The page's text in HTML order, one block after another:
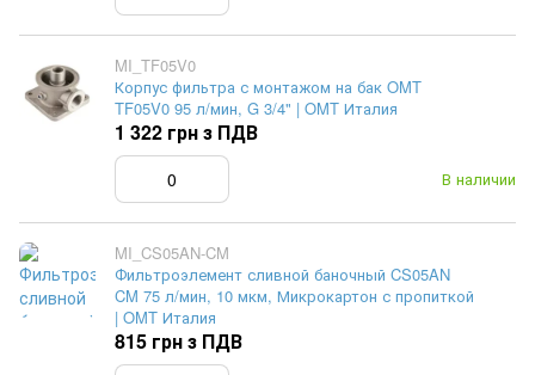
MI_TF05V0
Корпус фильтра с монтажом на бак OMT
TF05V0 95 л/мин, G 3/4" | OMT Италия
В наличии
1 322 грн з ПДВ
MI_CS05AN-CM
Фильтроэлемент сливной баночный CS05AN
CM 75 л/мин, 10 мкм, Микрокартон с пропиткой
| OMT Италия
815 грн з ПДВ